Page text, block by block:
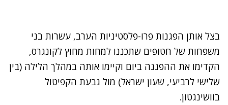
נתקלנו בבעיה
נסה שוב
בצל אותן הפגנות פרו-פלסטיניות הערב, עשרות בני
משפחות של חטופים שתכננו למחות מחוץ לקונגרס,
הקדימו את ההפגנה ביום וקיימו אותה במהלך הלילה (בין
שלישי לרביעי, שעון ישראל) מול גבעת הקפיטול
בוושינגטון.